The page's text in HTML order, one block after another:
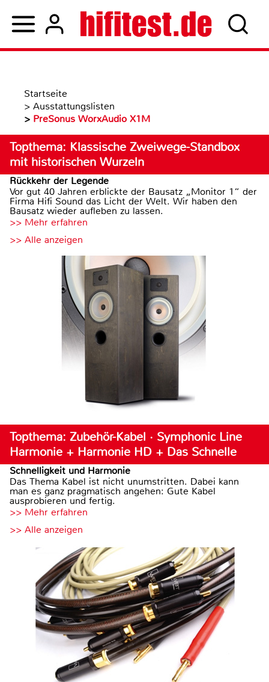
Startseite
> Ausstattungslisten
> PreSonus WorxAudio X1M
Topthema: Klassische Zweiwege-Standbox
mit historischen Wurzeln
Rückkehr der Legende
Vor gut 40 Jahren erblickte der Bausatz „Monitor 1“ der
Firma Hifi Sound das Licht der Welt. Wir haben den
Bausatz wieder aufleben zu lassen.
>> Mehr erfahren
>> Alle anzeigen
Topthema: Zubehör-Kabel · Symphonic Line
Harmonie + Harmonie HD + Das Schnelle
Schnelligkeit und Harmonie
Das Thema Kabel ist nicht unumstritten. Dabei kann
man es ganz pragmatisch angehen: Gute Kabel
ausprobieren und fertig.
>> Mehr erfahren
>> Alle anzeigen